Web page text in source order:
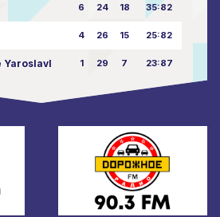
6 24 18 35:82
4 26 15 25:82
Yaroslavl 1 29 7 23:87